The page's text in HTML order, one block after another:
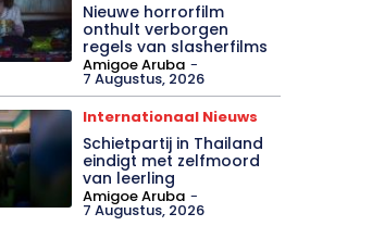
Nieuwe horrorfilm
onthult verborgen
regels van slasherfilms
Amigoe Aruba -
7 Augustus, 2026
Internationaal Nieuws
Schietpartij in Thailand
eindigt met zelfmoord
van leerling
Amigoe Aruba -
7 Augustus, 2026